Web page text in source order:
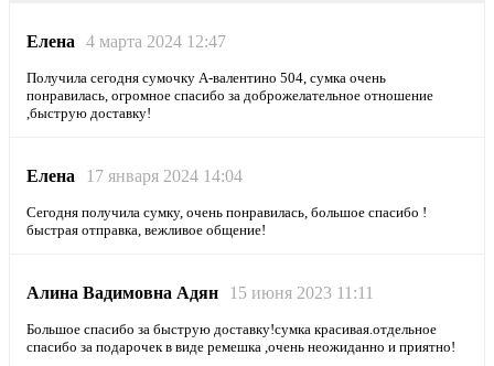
Елена 4 марта 2024 12:47
Получила сегодня сумочку А-валентино 504, сумка очень
понравилась, огромное спасибо за доброжелательное отношение
,быструю доставку!
Елена 17 января 2024 14:04
Сегодня получила сумку, очень понравилась, большое спасибо !
быстрая отправка, вежливое общение!
Алина Вадимовна Адян 15 июня 2023 11:11
Большое спасибо за быструю доставку!сумка красивая.отдельное
спасибо за подарочек в виде ремешка ,очень неожиданно и приятно!